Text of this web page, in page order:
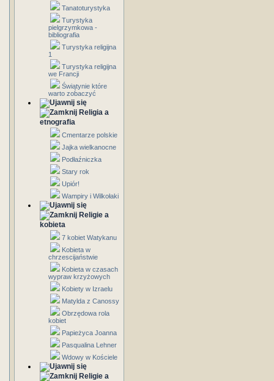
Tanatoturystyka
Turystyka
pielgrzymkowa -
bibliografia
Turystyka religijna
1
Turystyka religijna
we Francji
Świątynie które
warto zobaczyć
Religia a
etnografia
Cmentarze polskie
Jajka wielkanocne
Podłaźniczka
Stary rok
Upiór!
Wampiry i Wilkołaki
Religie a
kobieta
7 kobiet Watykanu
Kobieta w
chrzescijaństwie
Kobieta w czasach
wypraw krzyżowych
Kobiety w Izraelu
Matylda z Canossy
Obrzędowa rola
kobiet
Papieżyca Joanna
Pasqualina Lehner
Wdowy w Kościele
Religie a